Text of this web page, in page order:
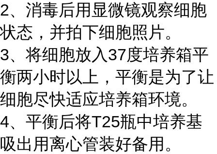
2、消毒后用显微镜观察细胞
状态，并拍下细胞照片。
3、将细胞放入37度培养箱平
衡两小时以上，平衡是为了让
细胞尽快适应培养箱环境。
4、平衡后将T25瓶中培养基
吸出用离心管装好备用。